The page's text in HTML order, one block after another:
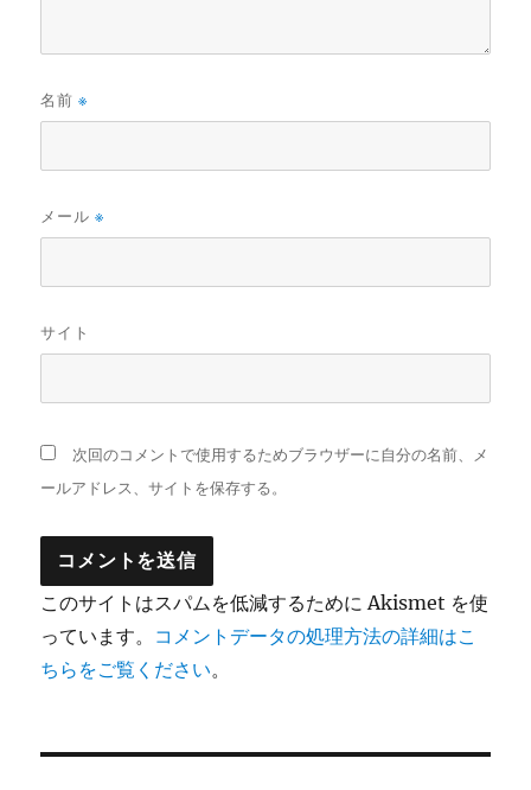
名前※
メール※
サイト
次回のコメントで使用するためブラウザーに自分の名前、メ
ールアドレス、サイトを保存する。
このサイトはスパムを低減するために Akismet を使
っています。 コメントデータの処理方法の詳細はこ
ちらをご覧ください。